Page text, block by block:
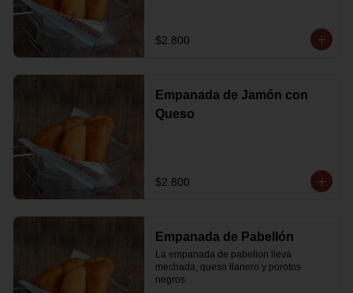
$2.800
Empanada de Jamón con
Queso
$2.800
Empanada de Pabellón
La empanada de pabellon lleva
mechada, queso llanero y porotos
negros